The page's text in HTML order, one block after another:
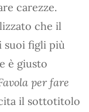
carezze.
che il
suoi figli più
è giusto
per fare
il sottotitolo